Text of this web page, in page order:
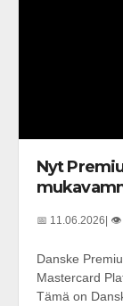
Nyt
📅 11.06.2026 |
Danske
Mastercard
Tämä on